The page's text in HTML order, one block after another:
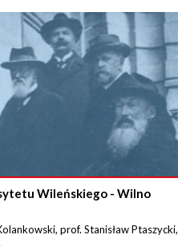
Wileńskiego - Wilno
prof. Stanisław Ptaszycki,